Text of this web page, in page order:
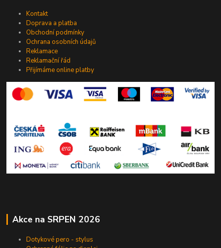
Kontakt
Doprava a platba
Obchodní podmínky
Ochrana osobních údajů
Reklamace
Reklamační řád
Přijímáme online platby
Akce na SRPEN 2026
Dotykové pero - stylus